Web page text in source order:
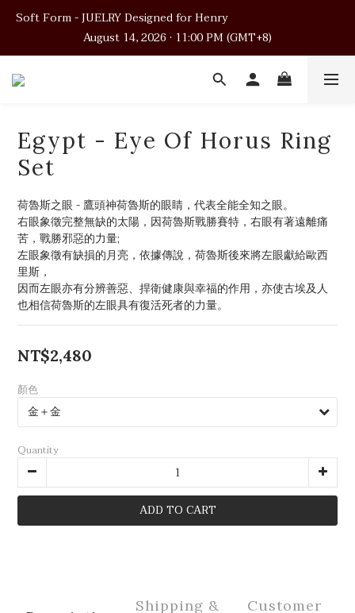
Soft Form - JUELRY Designed for Henry
August 14, 2026 · 11:00 PM (GMT+8)
Soft Form - JUELRY Designed for Henry
August 14, 2026 · 11:00 PM (GMT+8)
Worldwide Shipping
Soft Form - JUELRY Designed for Henry
August 14, 2026 · 11:00 PM (GMT+8)
Egypt - Eye Of Horus Ring
Set
荷魯斯之眼 - 鷹頭神荷魯斯的眼睛，代表全能全知之眼。
右眼象徵完整無缺的太陽，因荷魯斯戰勝賽特，右眼有著遠離痛
苦，戰勝邪惡的力量;
左眼象徵有缺損的月亮，依據傳說，荷魯斯後來將左眼獻給歐西
里斯，
因而左眼亦有分辨善惡、捍衛健康與幸福的作用，亦使古埃及人
也相信荷魯斯的左眼具有復活死者的力量。
NT$2,480
顏色
Quantity
ADD TO CART
Shipping &
Customer